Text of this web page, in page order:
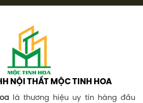
NỘI THẤT MỘC TINH HOA
là thương hiệu uy tín hàng đầu